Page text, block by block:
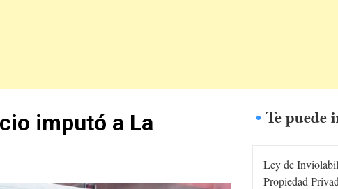
imputó a La
Te puede
Ley de
Propiedad